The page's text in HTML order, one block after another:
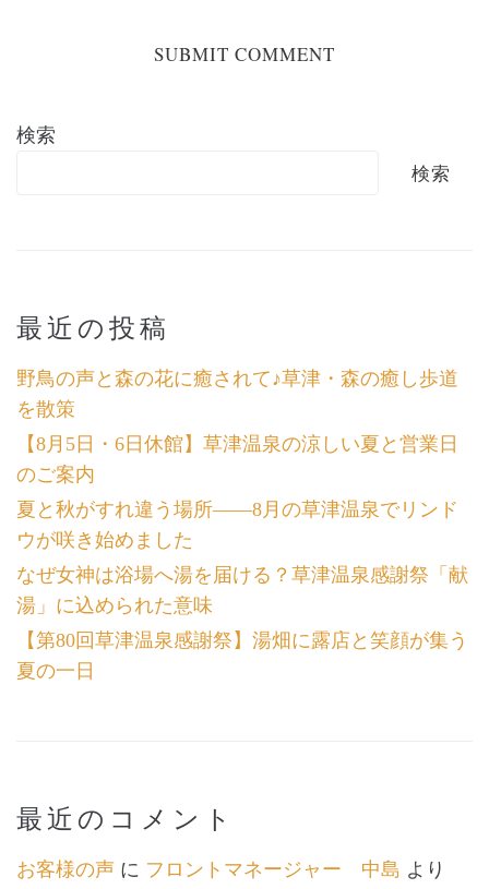
検索
検索
最近の投稿
野鳥の声と森の花に癒されて♪草津・森の癒し歩道
を散策
【8月5日・6日休館】草津温泉の涼しい夏と営業日
のご案内
夏と秋がすれ違う場所――8月の草津温泉でリンド
ウが咲き始めました
なぜ女神は浴場へ湯を届ける？草津温泉感謝祭「献
湯」に込められた意味
【第80回草津温泉感謝祭】湯畑に露店と笑顔が集う
夏の一日
最近のコメント
お客様の声 に フロントマネージャー 中島 より